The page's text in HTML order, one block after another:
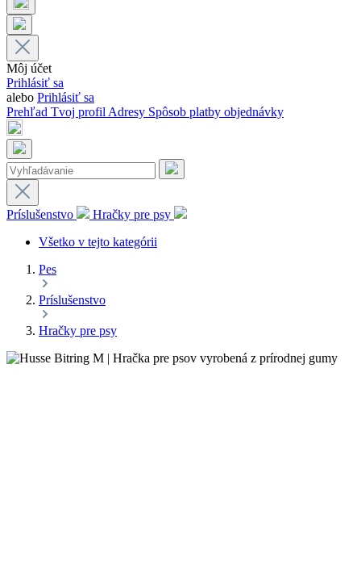
Môj účet
Prihlásiť sa
alebo Prihlásiť sa
Prehľad Tvoj profilAdresy Spôsob platby objednávky
Príslušenstvo
Hračky pre psy
Všetko v tejto kategórii
Pes
Príslušenstvo
Hračky pre psy